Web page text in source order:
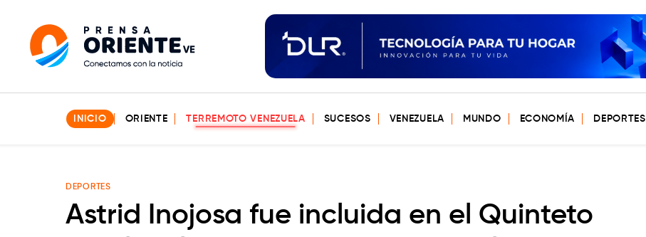
INICIO ORIENTE TERREMOTO VENEZUELA SUCESOS VENEZUELA MUNDO ECONOMÍA DEPORTES
DEPORTES
Astrid Inojosa fue incluida en el Quinteto